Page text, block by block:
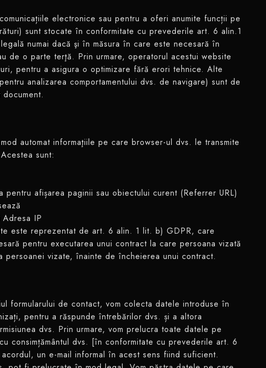
electronice sau pentru a oferi anumite funcții pe
sunt stocate în conformitate cu prevederile art. 6 alin.1
numai dacă şi în măsura în care este necesară în
de o parte terţă. Prin urmare, operatorul acestui website
pentru a asigura o optimizare fără erori tehnice. Alte
analizarea comportamentului dvs. de navigare) sunt de
automat informaţiile pe care browser-ul dvs. le transmite
sunt:
afișarea paginii sau obiectului curent (Referrer URL)
IP
este reprezentat de art. 6 alin. 1 lit. b) GDPR, care
pentru executarea unui contract la care persoana vizată
vizate, înainte de încheierea unui contract.
formularului de contact, vom colecta datele introduse în
pentru a răspunde întrebărilor dvs. și a altora
dvs. Prin urmare, vom prelucra toate datele pe
consimțământul dvs. [în conformitate cu prevederile art. 6
un e-mail informal în acest sens fiind suficient.